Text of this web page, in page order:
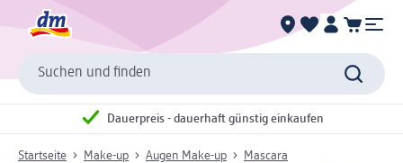
Suchen und finden
Dauerpreis - dauerhaft günstig einkaufen
Startseite Make-up Augen Make-up Mascara